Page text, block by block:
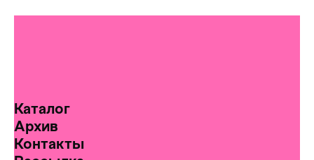
Каталог
Архив
Контакты